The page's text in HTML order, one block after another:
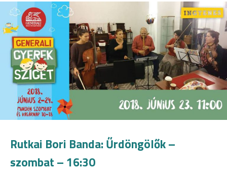
Rutkai Bori Banda: Űrdöngölők –
szombat – 16:30